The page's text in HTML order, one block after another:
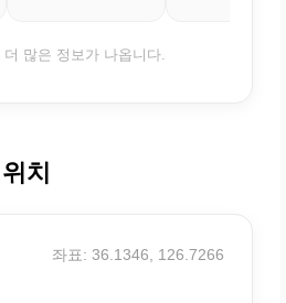
많은 정보가 나옵니다.
치
좌표: 36.1346, 126.7266